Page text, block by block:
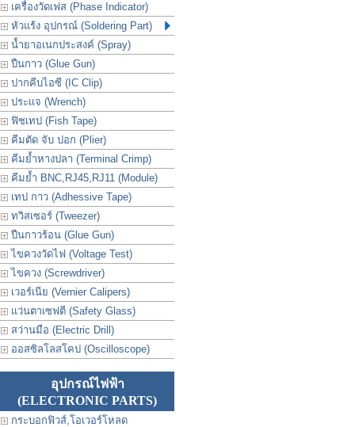
เครื่องวัดเฟส (Phase Indicator)
หัวแร้ง อุปกรณ์ (Soldering Part)
น้ำยาอเนกประสงค์ (Spray)
ปืนกาว (Glue Gun)
ปากคีบไอซี (IC Clip)
ประเเจ (Wrench)
ฟิชเทป (Fish Tape)
คีมตัด จับ ปอก (Plier)
คีมย้ำหางปลา (Terminal Crimp)
คีมย้ำ BNC,RJ45,RJ11 (Module)
เทป กาว (Adhessive Tape)
ทวิสเซอร์ (Tweezer)
ปืนกาวร้อน (Glue Gun)
ไขควงวัดไฟ (Voltage Test)
ไขควง (Screwdriver)
เวอร์เนีย (Vernier Calipers)
แว่นตาเซฟตี (Safety Glass)
สว่านมือ (Electric Drill)
ออสซิลโลสโคป (Oscilloscope)
อุปกรณ์ไฟฟ้า
(ELECTRONIC PARTS)
กระบอกฟิวส์,โอเวอร์โหลด